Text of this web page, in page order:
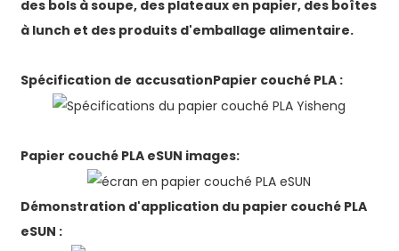
des bols à soupe, des plateaux en papier, des boîtes
à lunch et des produits d'emballage alimentaire.
Spécification de accusationPapier couché PLA :
Papier couché PLA eSUN images:
Démonstration d'application du papier couché PLA
eSUN :